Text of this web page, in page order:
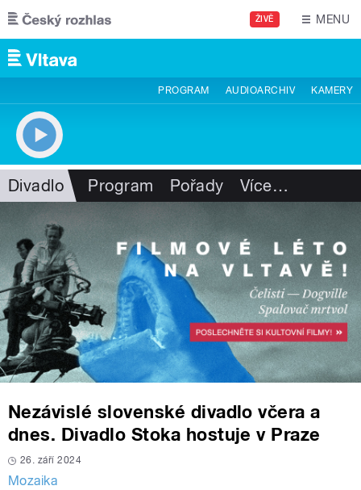
Přejít k hlavnímu obsahu
ŽIVĚ MENU
PROGRAM AUDIOARCHIV KAMERY
Divadlo Program Pořady Více…
Nezávislé slovenské divadlo včera a
dnes. Divadlo Stoka hostuje v Praze
26. září 2024
Mozaika